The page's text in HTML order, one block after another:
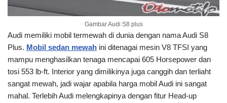
Gambar Audi S8 plus
Audi memiliki mobil termewah di dunia dengan nama Audi S8
Plus. Mobil sedan mewah ini ditenagai mesin V8 TFSI yang
mampu menghasilkan tenaga mencapai 605 Horsepower dan
tosi 553 lb-ft. Interior yang dimilikinya juga canggih dan terliaht
sangat mewah, jadi wajar apabila harga mobil Audi ini sangat
mahal. Terlebih Audi melengkapinya dengan fitur Head-up